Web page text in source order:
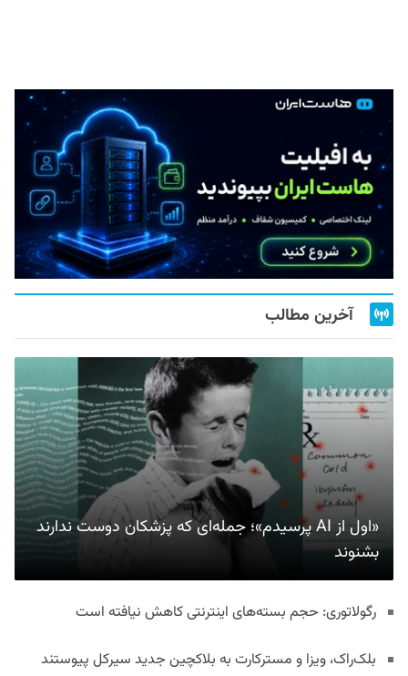
آخرین مطالب
«اول از AI پرسیدم»؛ جمله‌ای که پزشکان دوست ندارند
بشنوند
رگولاتوری: حجم بسته‌های اینترنتی کاهش نیافته است
بلک‌راک، ویزا و مسترکارت به بلاکچین جدید سیرکل پیوستند